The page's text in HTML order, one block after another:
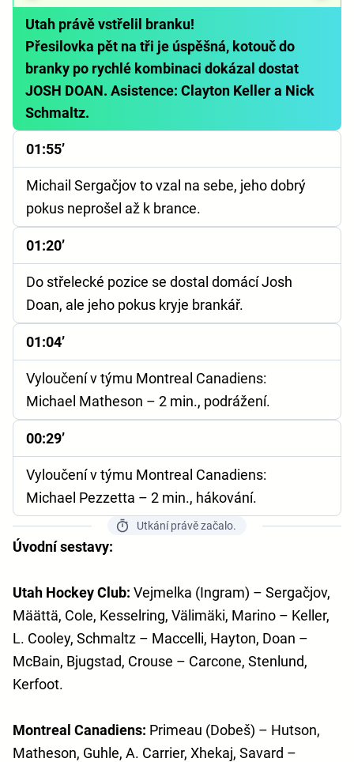
Utah právě vstřelil branku!
Přesilovka pět na tři je úspěšná, kotouč do
branky po rychlé kombinaci dokázal dostat
JOSH DOAN. Asistence: Clayton Keller a Nick
Schmaltz.
01:55’
Michail Sergačjov to vzal na sebe, jeho dobrý
pokus neprošel až k brance.
01:20’
Do střelecké pozice se dostal domácí Josh
Doan, ale jeho pokus kryje brankář.
01:04’
Vyloučení v týmu Montreal Canadiens:
Michael Matheson – 2 min., podrážení.
00:29’
Vyloučení v týmu Montreal Canadiens:
Michael Pezzetta – 2 min., hákování.
Utkání právě začalo.
Úvodní sestavy:
Utah Hockey Club: Vejmelka (Ingram) – Sergačjov,
Määttä, Cole, Kesselring, Välimäki, Marino – Keller,
L. Cooley, Schmaltz – Maccelli, Hayton, Doan –
McBain, Bjugstad, Crouse – Carcone, Stenlund,
Kerfoot.
Montreal Canadiens: Primeau (Dobeš) – Hutson,
Matheson, Guhle, A. Carrier, Xhekaj, Savard –